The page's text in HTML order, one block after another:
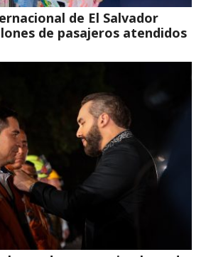
de El Salvador
de pasajeros atendidos